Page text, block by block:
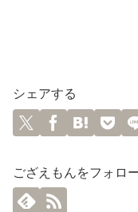
シェアする
ござえもんをフォロ